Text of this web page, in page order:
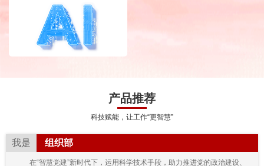
产品推荐
科技赋能，让工作“更智慧”
我是 组织部
在“智慧党建”新时代下，运用科学技术手段，助力推进党的政治建设、